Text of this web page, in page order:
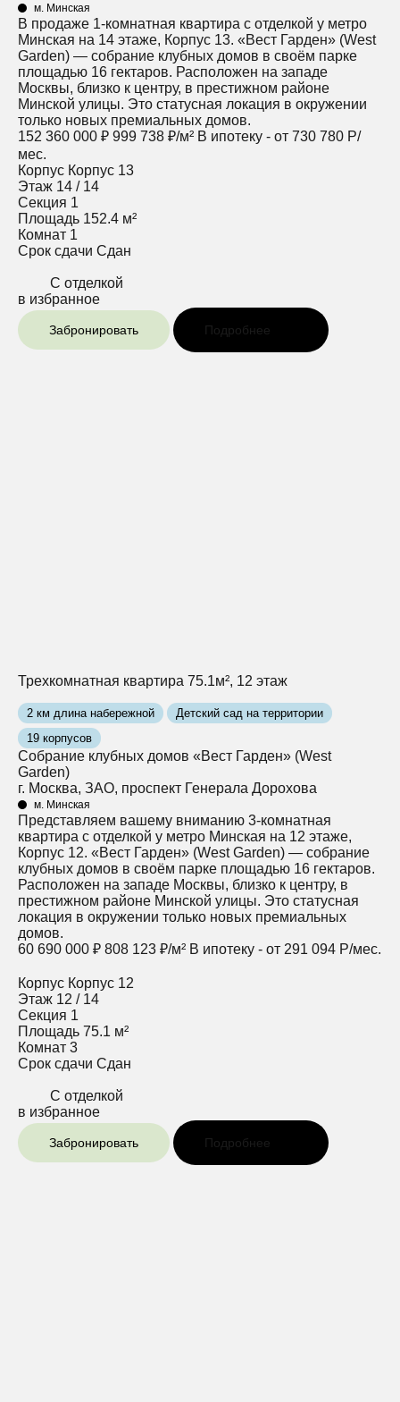
м. Минская
В продаже 1-комнатная квартира с отделкой у метро
Минская на 14 этаже, Корпус 13. «Вест Гарден» (West
Garden) — собрание клубных домов в своём парке
площадью 16 гектаров. Расположен на западе
Москвы, близко к центру, в престижном районе
Минской улицы. Это статусная локация в окружении
только новых премиальных домов.
152 360 000 ₽ 999 738 ₽/м² В ипотеку - от 730 780 Р/
мес.
Корпус Корпус 13
Этаж 14 / 14
Секция 1
Площадь 152.4 м²
Комнат 1
Срок сдачи Сдан
С отделкой
в избранное
Забронировать Подробнее
Трехкомнатная квартира 75.1м², 12 этаж
2 км длина набережной
Детский сад на территории
19 корпусов
Собрание клубных домов «Вест Гарден» (West
Garden)
г. Москва, ЗАО, проспект Генерала Дорохова
м. Минская
Представляем вашему вниманию 3-комнатная
квартира с отделкой у метро Минская на 12 этаже,
Корпус 12. «Вест Гарден» (West Garden) — собрание
клубных домов в своём парке площадью 16 гектаров.
Расположен на западе Москвы, близко к центру, в
престижном районе Минской улицы. Это статусная
локация в окружении только новых премиальных
домов.
60 690 000 ₽ 808 123 ₽/м² В ипотеку - от 291 094 Р/мес.
Корпус Корпус 12
Этаж 12 / 14
Секция 1
Площадь 75.1 м²
Комнат 3
Срок сдачи Сдан
С отделкой
в избранное
Забронировать Подробнее